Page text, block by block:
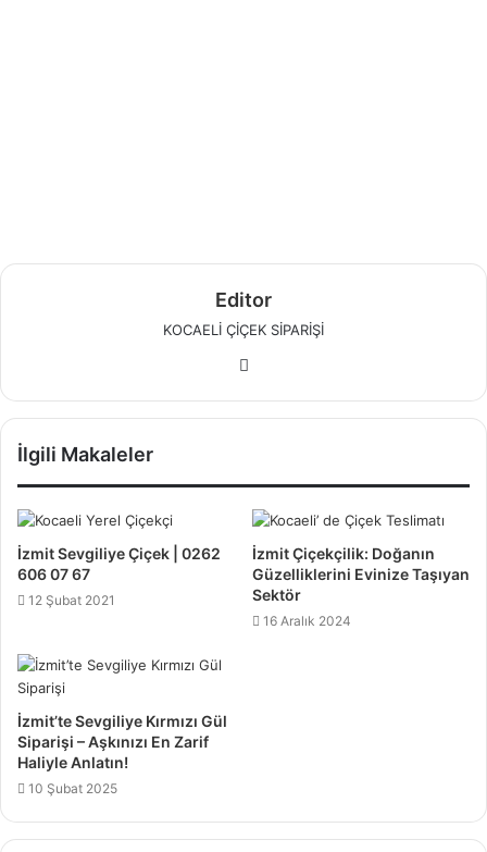
Editor
KOCAELİ ÇİÇEK SİPARİŞİ
b
e
s
i
İlgili Makaleler
İzmit Sevgiliye Çiçek | 0262
606 07 67
12 Şubat 2021
İzmit Çiçekçilik: Doğanın
Güzelliklerini Evinize Taşıyan
Sektör
16 Aralık 2024
İzmit’te Sevgiliye Kırmızı Gül
Siparişi – Aşkınızı En Zarif
Haliyle Anlatın!
10 Şubat 2025